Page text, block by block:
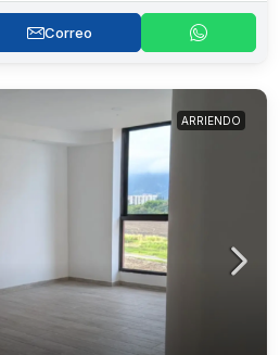
Correo
ARRIENDO